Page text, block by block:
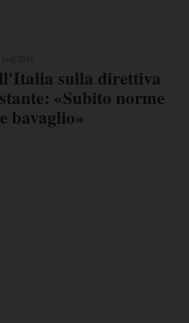
sulla direttiva
«Subito norme
bavaglio»